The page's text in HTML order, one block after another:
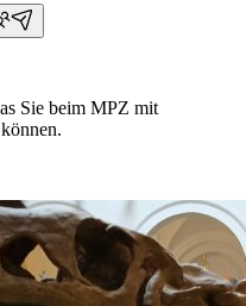
Sie beim MPZ mit